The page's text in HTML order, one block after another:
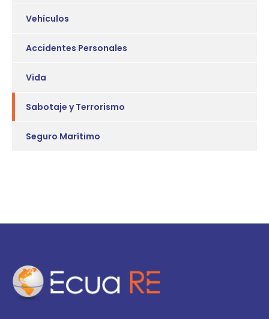
Vehículos
Accidentes Personales
Vida
Sabotaje y Terrorismo
Seguro Marítimo